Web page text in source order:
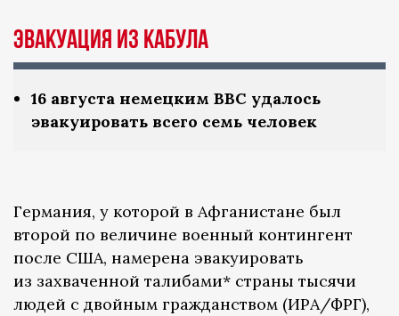
Эвакуация из Кабула
16 августа немецким ВВС удалось
эвакуировать всего семь человек
Германия, у которой в Афганистане был
второй по величине военный контингент
после США, намерена эвакуировать
из захваченной талибами* страны тысячи
людей с двойным гражданством (ИРА/ФРГ),